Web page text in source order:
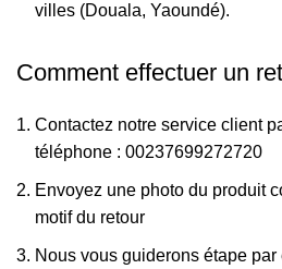
villes (Douala, Yaoundé).
Comment effectuer un
Contactez notre service client
téléphone : 00237699272720
Envoyez une photo du produit
motif du retour
Nous vous guiderons étape par